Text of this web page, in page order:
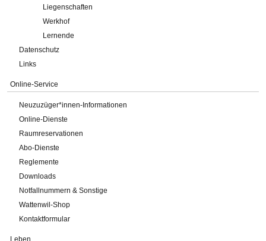
Liegenschaften
Werkhof
Lernende
Datenschutz
Links
Online-Service
Neuzuzüger*innen-Informationen
Online-Dienste
Raumreservationen
Abo-Dienste
Reglemente
Downloads
Notfallnummern & Sonstige
Wattenwil-Shop
Kontaktformular
Leben